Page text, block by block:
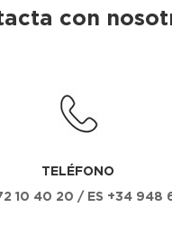
con
TELÉFONO
10 40 20 / ES +34 948